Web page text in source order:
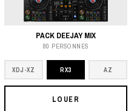
PACK DEEJAY MIX
80 PERSONNES
XDJ-XZ RX3 AZ
LOUER